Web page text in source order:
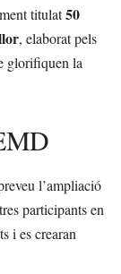
titulat50
, elaborat pels
glorifiquen la
l’ampliació
participants en
i es crearan